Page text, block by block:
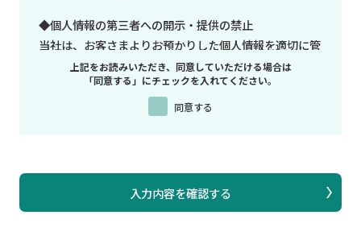
◆個人情報の第三者への開示・提供の禁止
当社は、お客さまよりお預かりした個人情報を適切に管
理し、次のいずれかに該当する場合を除き、個人情報を
第三者に開示いたしません。
・お客さまの同意がある場合
・法令に基づき開示することが必要である場合
◆個人情報の安全対策
上記をお読みいただき、同意していただける場合は
「同意する」にチェックを入れてください。
同意する